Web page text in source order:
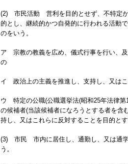
(2) 市民活動 営利を目的とせず、不特定か
的とし、継続的かつ自発的に行われる活動
のをいう。
ア 宗教の教義を広め、儀式行事を行い、
の
イ 政治上の主義を推進し、支持し、又は
ウ 特定の公職(公職選挙法(昭和25年法律第
の候補者(当該候補者になろうとする者を含
持し、又はこれらに反対することを目的と
(3) 市民 市内に居住し、通勤し、又は通
う。